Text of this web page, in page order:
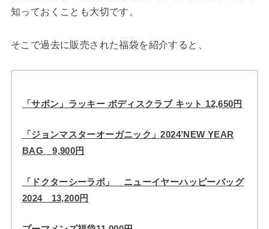
知っておくことも大切です。
そこで過去に販売された福袋を紹介すると、
「サボン」ラッキー ボディスクラブ キット 12,650円
「ジョンマスターオーガニック」2024’NEW YEAR
BAG 9,900円
「ドクターシーラボ」 ニューイヤーハッピーバッグ
2024 13,200円